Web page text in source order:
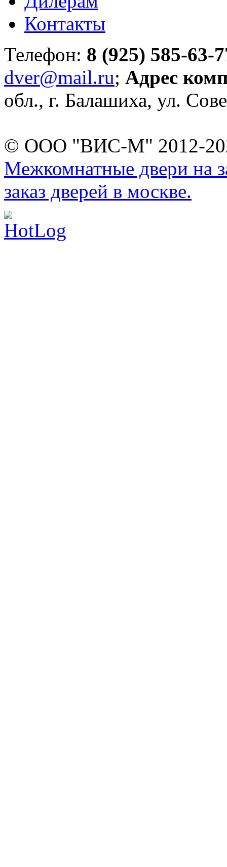
Контакты
Телефон: 8 (925) 585-63-
dver@mail.ru; Адрес
обл., г. Балашиха, ул.
© ООО "ВИС-М" 2012-
Межкомнатные двери на
заказ дверей в москве.